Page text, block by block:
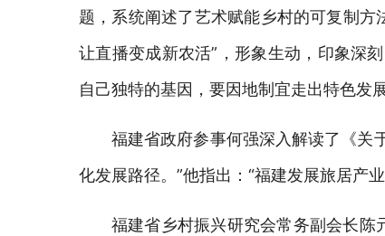
题，系统阐述了艺术赋能乡村的可复制方
让直播变成新农活” ，形象生动，印象深
自己独特的基因，要因地制宜走出特色发
福建省政府参事何强深入解读了《关
化发展路径。”他指出：“福建发展旅居产
福建省乡村振兴研究会常务副会长陈